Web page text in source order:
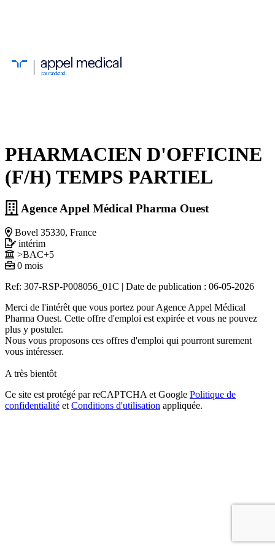
PHARMACIEN D'OFFICINE
(F/H) TEMPS PARTIEL
Agence Appel Médical Pharma Ouest
Bovel 35330, France
intérim
>BAC+5
0 mois
Ref: 307-RSP-P008056_01C | Date de publication : 06-05-2026
Merci de l'intérêt que vous portez pour Agence Appel Médical
Pharma Ouest. Cette offre d'emploi est expirée et vous ne pouvez
plus y postuler.
Nous vous proposons ces offres d'emploi qui pourront surement
vous intéresser.
A très bientôt
Ce site est protégé par reCAPTCHA et Google Politique de
confidentialité et Conditions d'utilisation appliquée.